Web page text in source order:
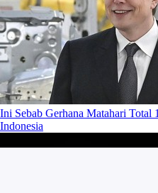
Ini Sebab Gerhana Matahari Total
Indonesia